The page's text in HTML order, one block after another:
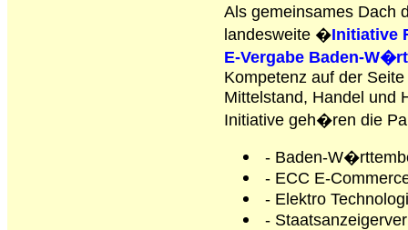
Als gemeinsames Dach
landesweite �Initiative
E-Vergabe Baden-
Kompetenz auf der
Mittelstand, Handel und
Initiative geh�ren die
- Baden-
- ECC E-
- Elektro
-